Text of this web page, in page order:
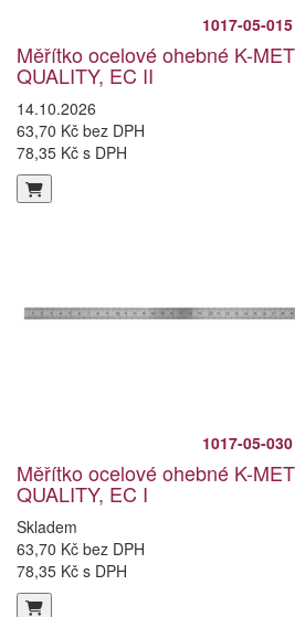
1017-05-015
Měřítko ocelové ohebné K-
QUALITY, EC II
14.10.2026
63,70 Kč bez DPH
78,35 Kč s DPH
1017-05-030
Měřítko ocelové ohebné K-
QUALITY, EC I
Skladem
63,70 Kč bez DPH
78,35 Kč s DPH